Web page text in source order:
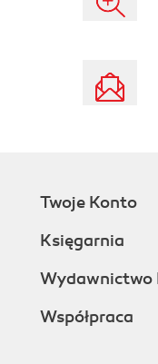
Twoje Konto
Księgarnia
Wydawnictwo
Współpraca